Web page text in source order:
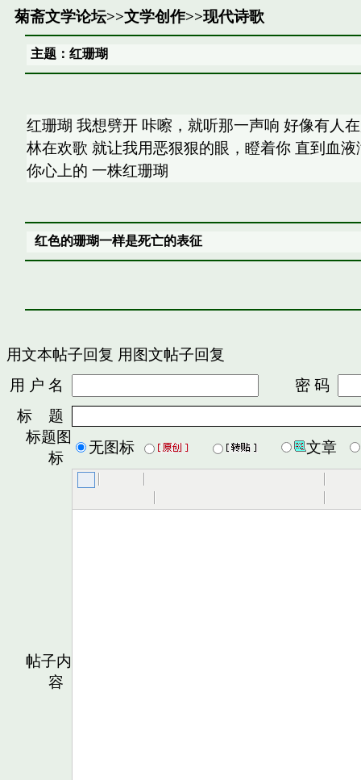
菊斋文学论坛>>文学创作>>现代诗歌
主题：红珊瑚
红珊瑚 我想劈开 咔嚓，就听那一声响 好像有人
林在欢歌 就让我用恶狠狠的眼，瞪着你 直到血
你心上的 一株红珊瑚
红色的珊瑚一样是死亡的表征
用文本帖子回复 用图文帖子回复
用 户 名
密 码
标 题
标题图
标
无图标 文章
帖子内
容